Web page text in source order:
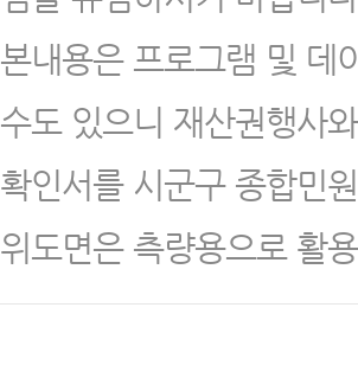
본내용은 프로그램 및 데
수도 있으니 재산권행사
확인서를 시군구 종합민
위도면은 측량용으로 활